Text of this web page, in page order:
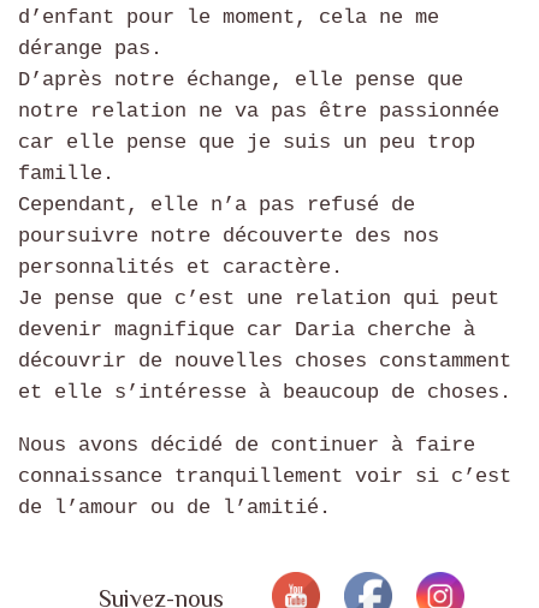
d’enfant pour le moment, cela ne me
dérange pas.
D’après notre échange, elle pense que
notre relation ne va pas être passionnée
car elle pense que je suis un peu trop
famille.
Cependant, elle n’a pas refusé de
poursuivre notre découverte des nos
personnalités et caractère.
Je pense que c’est une relation qui peut
devenir magnifique car Daria cherche à
découvrir de nouvelles choses constamment
et elle s’intéresse à beaucoup de choses.
Nous avons décidé de continuer à faire
connaissance tranquillement voir si c’est
de l’amour ou de l’amitié.
Suivez-nous